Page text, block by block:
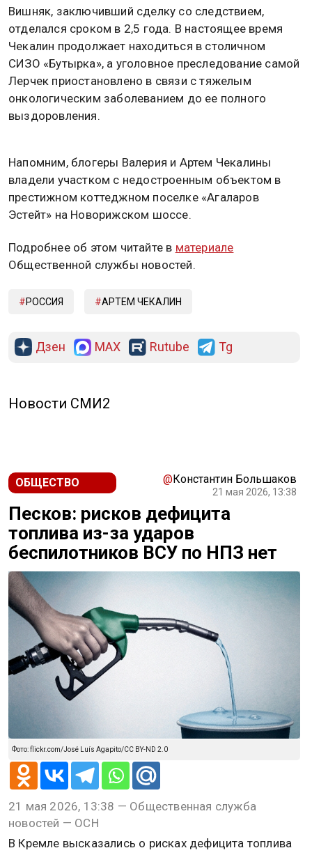
Вишняк, заключивший сделку со следствием,
отделался сроком в 2,5 года. В настоящее время
Чекалин продолжает находиться в столичном
СИЗО «Бутырка», а уголовное преследование самой
Лерчек приостановлено в связи с тяжелым
онкологическим заболеванием до ее полного
выздоровления.
Напомним, блогеры Валерия и Артем Чекалины
владели участком с недостроенным объектом в
престижном коттеджном поселке «Агаларов
Эстейт» на Новорижском шоссе.
Подробнее об этом читайте в материале
Общественной службы новостей.
РОССИЯ АРТЕМ ЧЕКАЛИН
Дзен MAX Rutube Tg
Новости СМИ2
ОБЩЕСТВО @Константин Большаков
21 мая 2026, 13:38
Песков: рисков дефицита
топлива из-за ударов
беспилотников ВСУ по НПЗ нет
Фото: flickr.com/José Luís Agapito/CC BY-ND 2.0
21 мая 2026, 13:38 — Общественная служба
новостей — ОСН
В Кремле высказались о рисках дефицита топлива